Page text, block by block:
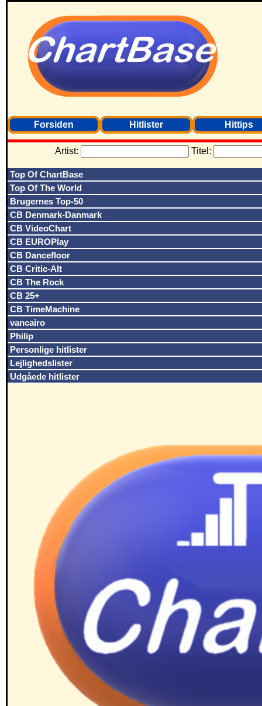
Forsiden Hitlister Hittips
Artist: Titel:
Top Of ChartBase
Top Of The World
Brugernes Top-50
CB Denmark-Danmark
CB VideoChart
CB EUROPlay
CB Dancefloor
CB Critic-Alt
CB The Rock
CB 25+
CB TimeMachine
vancairo
Philip
Personlige hitlister
Lejlighedslister
Udgåede hitlister